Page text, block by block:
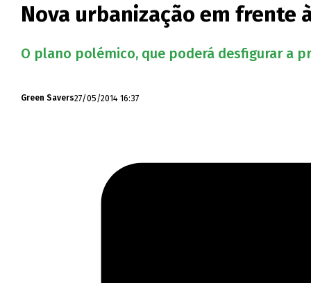
Nova urbanização em frente
O plano polémico, que poderá desfigurar a
Green Savers27/05/2014 16:37